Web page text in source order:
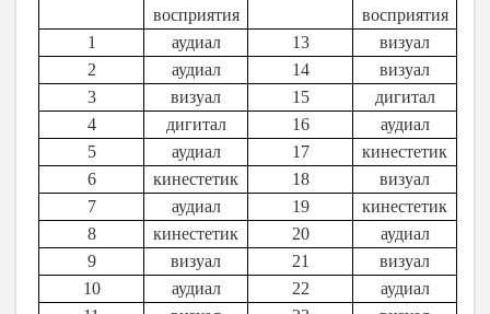
восприятия
восприятия
1
аудиал 13
визуал
2
аудиал 14
визуал
3
визуал 15
дигитал
4
дигитал 16
аудиал
5
аудиал 17
кинестетик
6
кинестетик 18
визуал
7
аудиал 19
кинестетик
8
кинестетик 20
аудиал
9
визуал 21
визуал
10
аудиал 22
аудиал